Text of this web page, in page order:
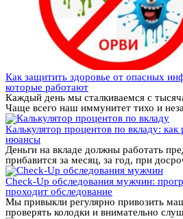
Как защитить здоровье от опасных
которые работают
Каждый день мы сталкиваемся с
Чаще всего наш иммунитет тихо и
Калькулятор процентов по вкладу: как
нюансы
Деньги на вкладе должны работать
прибавится за месяц, за год, при
Check-Up обследования мужчин:
проходит обследование
Мы привыкли регулярно привозить
проверять колодки и внимательно